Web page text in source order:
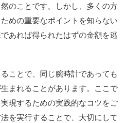
のことです。しかし、多くの方
めの重要なポイントを知らない
あれば得られたはずの金額を逃
ことで、同じ腕時計であっても
まれることがあります。ここで
現するための実践的なコツをご
を実行することで、大切にして